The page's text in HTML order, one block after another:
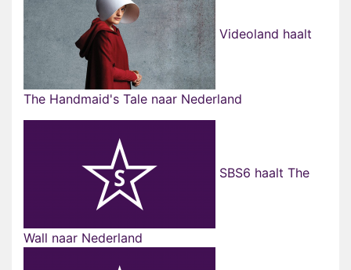
Videoland haalt
The Handmaid's Tale naar Nederland
SBS6 haalt The
Wall naar Nederland